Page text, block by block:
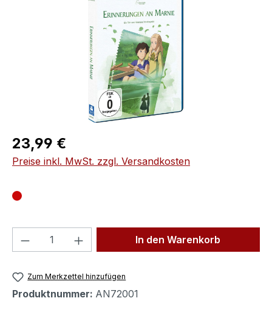
Regulärer Preis:
23,99 €
Preise inkl. MwSt. zzgl. Versandkosten
Produkt Anzahl: Gib denIn den Warenkorb
Zum Merkzettel hinzufügen
Produktnummer: AN72001